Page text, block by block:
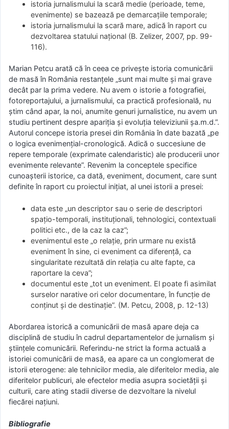
istoria jurnalismului la scară medie (perioade, teme,
evenimente) se bazează pe demarcaţiile temporale;
istoria jurnalismului la scară mare, adică în raport cu
dezvoltarea statului naţional (B. Zelizer, 2007, pp. 99-
116).
Marian Petcu arată că în ceea ce priveşte istoria comunicării
de masă în România restanţele „sunt mai multe şi mai grave
decât par la prima vedere. Nu avem o istorie a fotografiei,
fotoreportajului, a jurnalismului, ca practică profesională, nu
ştim când apar, la noi, anumite genuri jurnalistice, nu avem un
studiu pertinent despre apariţia şi evoluţia televiziunii şa.m.d.”.
Autorul concepe istoria presei din România în date bazată „pe
o logica evenimenţial-cronologică. Adică o succesiune de
repere temporale (exprimate calendaristic) ale producerii unor
evenimente relevante”. Revenim la conceptele specifice
cunoaşterii istorice, ca dată, eveniment, document, care sunt
definite în raport cu proiectul iniţiat, al unei istorii a presei:
data este „un descriptor sau o serie de descriptori
spaţio-temporali, instituţionali, tehnologici, contextuali
politici etc., de la caz la caz”;
evenimentul este „o relaţie, prin urmare nu există
eveniment în sine, ci eveniment ca diferenţă, ca
singularitate rezultată din relaţia cu alte fapte, ca
raportare la ceva”;
documentul este „tot un eveniment. El poate fi asimilat
surselor narative ori celor documentare, în funcţie de
conţinut şi de destinaţie”. (M. Petcu, 2008, p. 12-13)
Abordarea istorică a comunicării de masă apare deja ca
disciplină de studiu în cadrul departamentelor de jurnalism şi
ştiinţele comunicării. Referindu-ne strict la forma actuală a
istoriei comunicării de masă, ea apare ca un conglomerat de
istorii eterogene: ale tehnicilor media, ale diferitelor media, ale
diferitelor publicuri, ale efectelor media asupra societăţii şi
culturii, care ating stadii diverse de dezvoltare la nivelul
fiecărei naţiuni.
Bibliografie